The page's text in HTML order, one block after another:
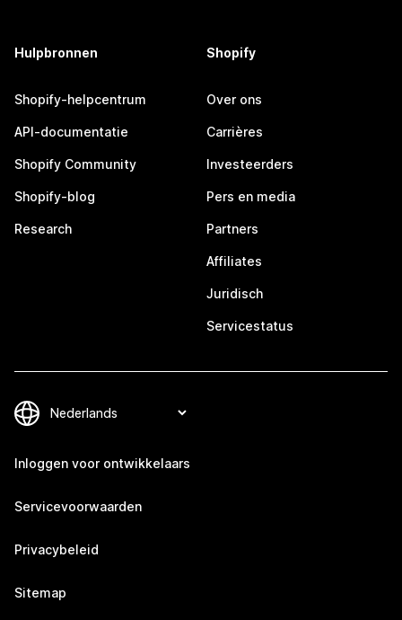
Hulpbronnen
Shopify-helpcentrum
API-documentatie
Shopify Community
Shopify-blog
Research
Shopify
Over ons
Carrières
Investeerders
Pers en media
Partners
Affiliates
Juridisch
Servicestatus
Inloggen voor ontwikkelaars
Servicevoorwaarden
Privacybeleid
Sitemap